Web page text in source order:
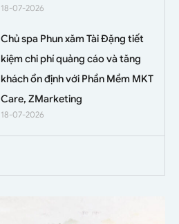
18-07-2026
Chủ spa Phun xăm Tài Đặng tiết
kiệm chi phí quảng cáo và tăng
khách ổn định với Phần Mềm MKT
Care, ZMarketing
18-07-2026